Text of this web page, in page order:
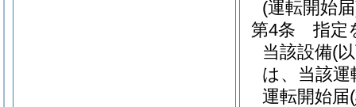
(運転開始
第4条
指定
当該設備(
は、当該
運転開始届(